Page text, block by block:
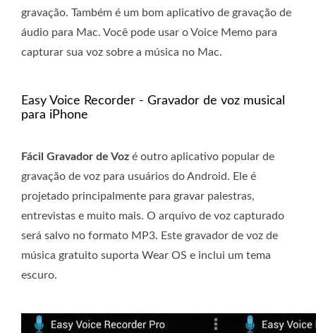
gravação. Também é um bom aplicativo de gravação de
áudio para Mac. Você pode usar o Voice Memo para
capturar sua voz sobre a música no Mac.
Easy Voice Recorder - Gravador de voz musical
para iPhone
Fácil Gravador de Voz é outro aplicativo popular de
gravação de voz para usuários do Android. Ele é
projetado principalmente para gravar palestras,
entrevistas e muito mais. O arquivo de voz capturado
será salvo no formato MP3. Este gravador de voz de
música gratuito suporta Wear OS e inclui um tema
escuro.